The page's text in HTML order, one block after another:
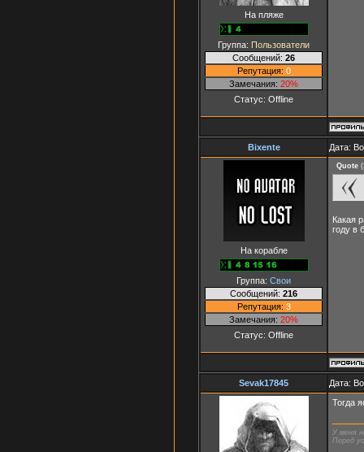
На пляже
Группа: Пользователи
Сообщений: 26
Репутация: 0
Замечания: 20%
Статус: Offline
Bixente Дата:
На корабле
Группа: Свои
Сообщений: 216
Репутация: 3
Замечания: 20%
Статус: Offline
Quote (
Какая
году в
Sevak17845 Дата:
Тогда
У меня
Перед